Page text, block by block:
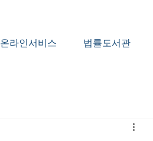
온라인서비스 법률도서관